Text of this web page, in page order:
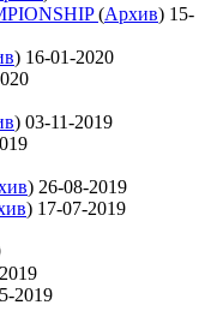
(Архив) 15-
) 16-01-2020
) 03-11-2019
) 26-08-2019
) 17-07-2019
2019